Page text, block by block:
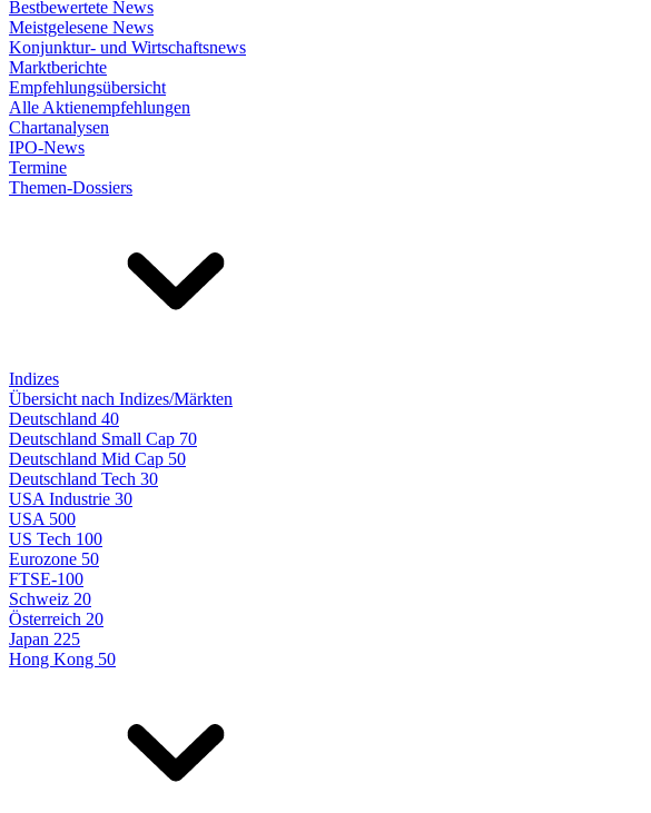
Bestbewertete News
Meistgelesene News
Konjunktur- und Wirtschaftsnews
Marktberichte
Empfehlungsübersicht
Alle Aktienempfehlungen
Chartanalysen
IPO-News
Termine
Themen-Dossiers
Indizes
Übersicht nach Indizes/Märkten
Deutschland 40
Deutschland Small Cap 70
Deutschland Mid Cap 50
Deutschland Tech 30
USA Industrie 30
USA 500
US Tech 100
Eurozone 50
FTSE-100
Schweiz 20
Österreich 20
Japan 225
Hong Kong 50